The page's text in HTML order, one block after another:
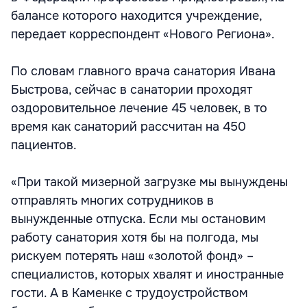
балансе которого находится учреждение,
передает корреспондент «Нового Региона».
По словам главного врача санатория Ивана
Быстрова, сейчас в санатории проходят
оздоровительное лечение 45 человек, в то
время как санаторий рассчитан на 450
пациентов.
«При такой мизерной загрузке мы вынуждены
отправлять многих сотрудников в
вынужденные отпуска. Если мы остановим
работу санатория хотя бы на полгода, мы
рискуем потерять наш «золотой фонд» –
специалистов, которых хвалят и иностранные
гости. А в Каменке с трудоустройством